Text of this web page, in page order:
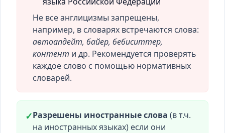
Не все англицизмы запрещены,
например, в словарях встречаются слова:
автоапдейт, байер, бебиситтер,
контент и др. Рекомендуется проверять
каждое слово с помощью нормативных
словарей.
✓Разрешены иностранные слова (в т.ч.
на иностранных языках) если они